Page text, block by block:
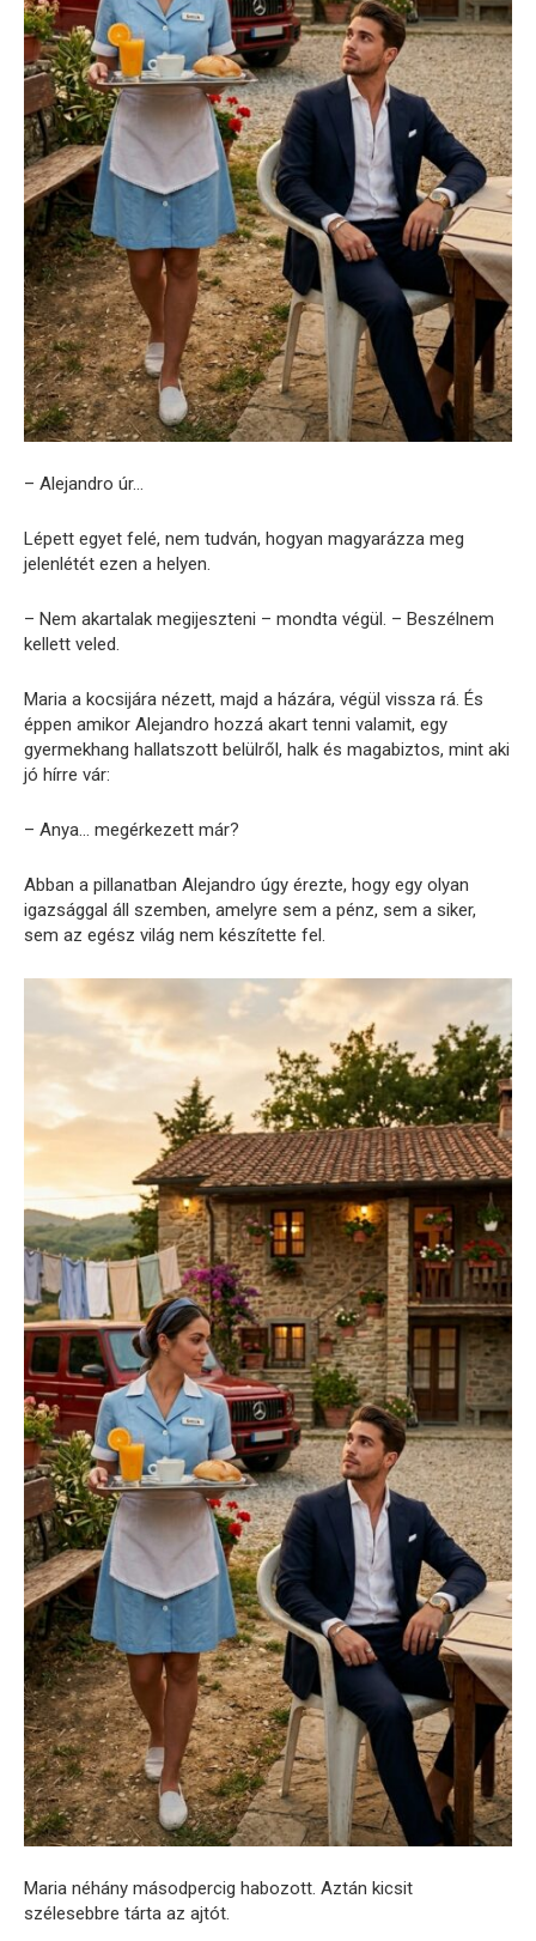
– Alejandro úr…
Lépett egyet felé, nem tudván, hogyan magyarázza meg
jelenlétét ezen a helyen.
– Nem akartalak megijeszteni – mondta végül. – Beszélnem
kellett veled.
Maria a kocsijára nézett, majd a házára, végül vissza rá. És
éppen amikor Alejandro hozzá akart tenni valamit, egy
gyermekhang hallatszott belülről, halk és magabiztos, mint aki
jó hírre vár:
– Anya… megérkezett már?
Abban a pillanatban Alejandro úgy érezte, hogy egy olyan
igazsággal áll szemben, amelyre sem a pénz, sem a siker,
sem az egész világ nem készítette fel.
Maria néhány másodpercig habozott. Aztán kicsit
szélesebbre tárta az ajtót.